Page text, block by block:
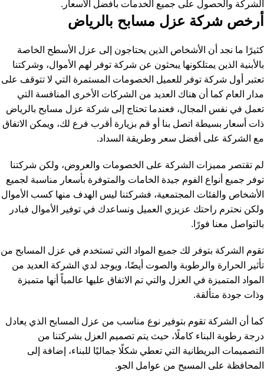
الشركة والحصول على جميع الخدمات بأفضل الأسعار.
أرخص شركة عزل مسابح بالرياض
كثيرًا ما نجد أن الأشخاص الذين يحتاجون إلى عزل الأسطح الخاصة
بالأبنية الذين يمتلكونها يبحثون عن شركة توفر لهم الأموال، وشركتنا
تعتبر أول شركة توفر للعميل الخصومات المستمرة التي لا تتوقف على
مدار العام كما أن هناك العديد من الشركات الأخرى المنافسة التي
تعمل في نفس المجال، فعندما تحتاج إلى شركة عزل مسابح بالرياض
ذات أسعار بسيطة اتصل بنا أو قم بزيارة أقرب فرع لك، ويمكن الاتفاق
مع الشركة على أفضل سعر وطريقة السداد.
لم تقتصر مميزات الشركة على الخصومات والعروض، ولكن شركتنا
توفر جميع أنواع الفوم جيدة الخامات والمتوفرة بأسعار مناسبة لجميع
الأشخاص والفئات المجتمعية، فشركتنا ليس الهدف منها كسب الأموال
ولكن نحترم راحتك عزيزي العميل ونساعدك في توفير الأموال فبادر
بالتواصل معنا فورًا.
تقوم الشركة بتوفر لك جميع المواد التي تستخدم في عزل المسابح من
تأثير الحرارة والرطوبة والصوت أيضًا، ويوجد لدي الشركة العديد من
المواد المتميزة في العزل والتي تم الاتفاق عليها عالمياً أنها متميزة
وذات جودة متألقة.
كما أن الشركة تقوم بتوفير نوع مناسب من عزل المسابح الذي يعادل
درجة رطوبة البناء كاملًا، حيث يتم تصميم العزل بشركتنا من
التصميمات البريطانية التي تعطي شكلًا جماليًا للبناء، إضافة إلى
المحافظة على المسبح من عوامل الجو.